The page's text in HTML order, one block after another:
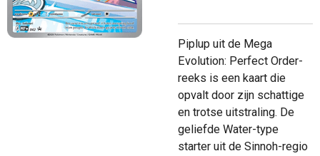
Piplup uit de Mega
Evolution: Perfect Order-
reeks is een kaart die
opvalt door zijn schattige
en trotse uitstraling. De
geliefde Water-type
starter uit de Sinnoh-regio